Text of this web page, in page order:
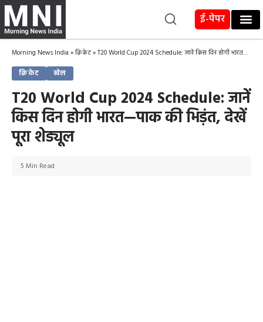
ई-पेपर
Morning News India »क्रिकेट»T20 World Cup 2024 Schedule: जानें किस दिन होगी भारत—पाक की भिड़ंत, देखें पूरा शेड्यूल
क्रिकेट खेल
T20 World Cup 2024 Schedule: जानें
किस दिन होगी भारत—पाक की भिड़ंत, देखें
पूरा शेड्यूल
5 Min Read